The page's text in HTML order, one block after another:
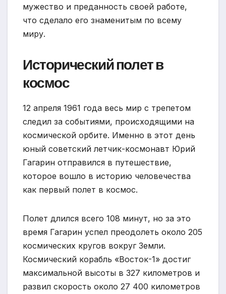
мужество и преданность своей работе,
что сделало его знаменитым по всему
миру.
Исторический полет в
космос
12 апреля 1961 года весь мир с трепетом
следил за событиями, происходящими на
космической орбите. Именно в этот день
юный советский летчик-космонавт Юрий
Гагарин отправился в путешествие,
которое вошло в историю человечества
как первый полет в космос.
Полет длился всего 108 минут, но за это
время Гагарин успел преодолеть около 205
космических кругов вокруг Земли.
Космический корабль «Восток-1» достиг
максимальной высоты в 327 километров и
развил скорость около 27 400 километров